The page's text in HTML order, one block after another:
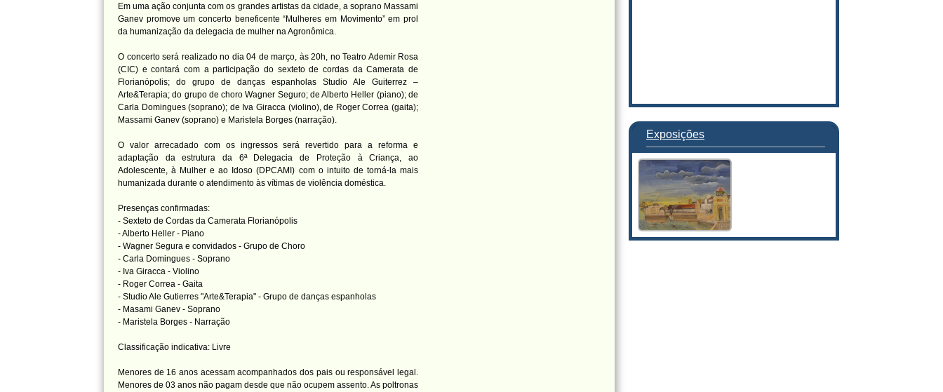
Em uma ação conjunta com os grandes artistas da cidade, a soprano Massami
Ganev promove um concerto beneficente “Mulheres em Movimento” em prol
da humanização da delegacia de mulher na Agronômica.
O concerto será realizado no dia 04 de março, às 20h, no Teatro Ademir Rosa
(CIC) e contará com a participação do sexteto de cordas da Camerata de
Florianópolis; do grupo de danças espanholas Studio Ale Guiterrez –
Arte&Terapia; do grupo de choro Wagner Seguro; de Alberto Heller (piano); de
Carla Domingues (soprano); de Iva Giracca (violino), de Roger Correa (gaita);
Massami Ganev (soprano) e Maristela Borges (narração).
O valor arrecadado com os ingressos será revertido para a reforma e
adaptação da estrutura da 6ª Delegacia de Proteção à Criança, ao
Adolescente, à Mulher e ao Idoso (DPCAMI) com o intuito de torná-la mais
humanizada durante o atendimento às vítimas de violência doméstica.
Presenças confirmadas:
- Sexteto de Cordas da Camerata Florianópolis
- Alberto Heller - Piano
- Wagner Segura e convidados - Grupo de Choro
- Carla Domingues - Soprano
- Iva Giracca - Violino
- Roger Correa - Gaita
- Studio Ale Gutierres "Arte&Terapia" - Grupo de danças espanholas
- Masami Ganev - Soprano
- Maristela Borges - Narração
Classificação indicativa: Livre
Menores de 16 anos acessam acompanhados dos pais ou responsável legal.
Menores de 03 anos não pagam desde que não ocupem assento. As poltronas
Exposições